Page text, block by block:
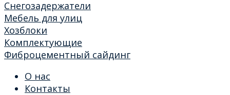
Снегозадержатели
Мебель для улиц
Хозблоки
Комплектующие
Фиброцементный сайдинг
О нас
Контакты